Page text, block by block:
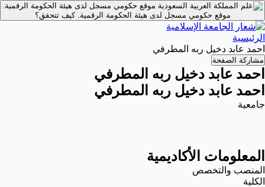
موقع حكومي مسجل لدى هيئة الحكومة الرقمية.
موقع حكومي مسجل لدى هيئة الحكومة الرقمية.كيف تتحقق؟
الرئيسية
احمد عابد دخيل ربه المطرفي
مشاركة الصفحة
احمد عابد دخيل ربه المطرفي
احمد عابد دخيل ربه المطرفي
جامعية
المعلومات الأكاديمية
المنصب والتخصص
الكلية